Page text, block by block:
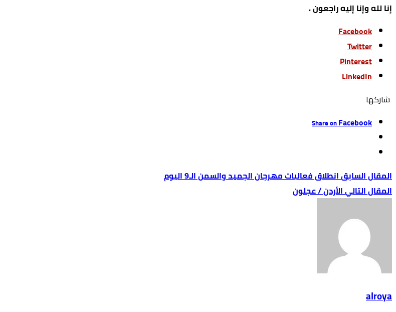
إنا لله وإنا إليه راجعون .
Facebook
Twitter
Pinterest
LinkedIn
‫‫ شاركها‬
Share onFacebook
انطلاق فعاليات مهرجان الجميد والسمن الـ9 اليوم
الأردن / عجلون
alroya